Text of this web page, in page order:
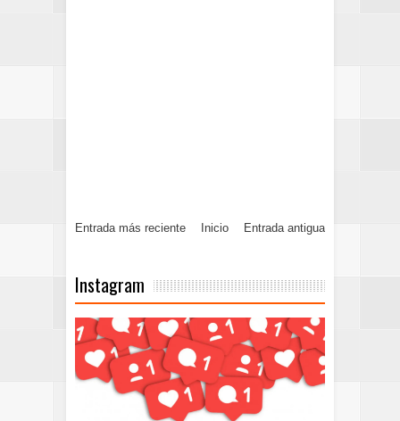
Entrada más reciente Entrada antigua
Inicio
Instagram